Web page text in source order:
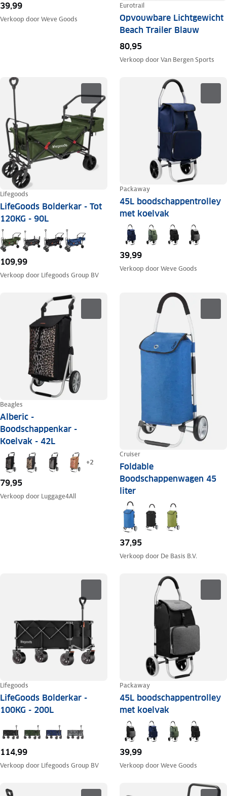
39,99
Verkoop doorWeve Goods
Eurotrail
Opvouwbare Lichtgewicht
Beach Trailer Blauw
80,95
Verkoop doorVan Bergen Sports
Lifegoods
LifeGoods Bolderkar - Tot
120KG - 90L
109,99
Verkoop door Lifegoods Group BV
Packaway
45L boodschappentrolley
met koelvak
39,99
Verkoop doorWeve Goods
Beagles
Alberic -
Boodschappenkar -
Koelvak - 42L
+2
79,95
Verkoop door Luggage4All
Cruiser
Foldable
Boodschappenwagen 45
liter
37,95
Verkoop door De Basis B.V.
Lifegoods
LifeGoods Bolderkar -
100KG - 200L
114,99
Verkoop door Lifegoods Group BV
Packaway
45L boodschappentrolley
met koelvak
39,99
Verkoop doorWeve Goods